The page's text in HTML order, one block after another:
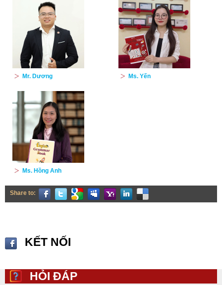
Mr. Dương Ms. Yến
Ms. Hồng Anh
Share to:
KẾT NỐI
HỎI ĐÁP